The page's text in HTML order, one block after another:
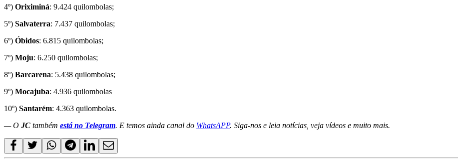
4º) Oriximiná: 9.424 quilombolas;
5º) Salvaterra: 7.437 quilombolas;
6º) Óbidos: 6.815 quilombolas;
7º) Moju: 6.250 quilombolas;
8º) Barcarena: 5.438 quilombolas;
9º) Mocajuba: 4.936 quilombolas
10º) Santarém: 4.363 quilombolas.
— O JC também está no Telegram. E temos ainda canal do WhatsAPP. Siga-nos e leia notícias, veja vídeos e muito mais.